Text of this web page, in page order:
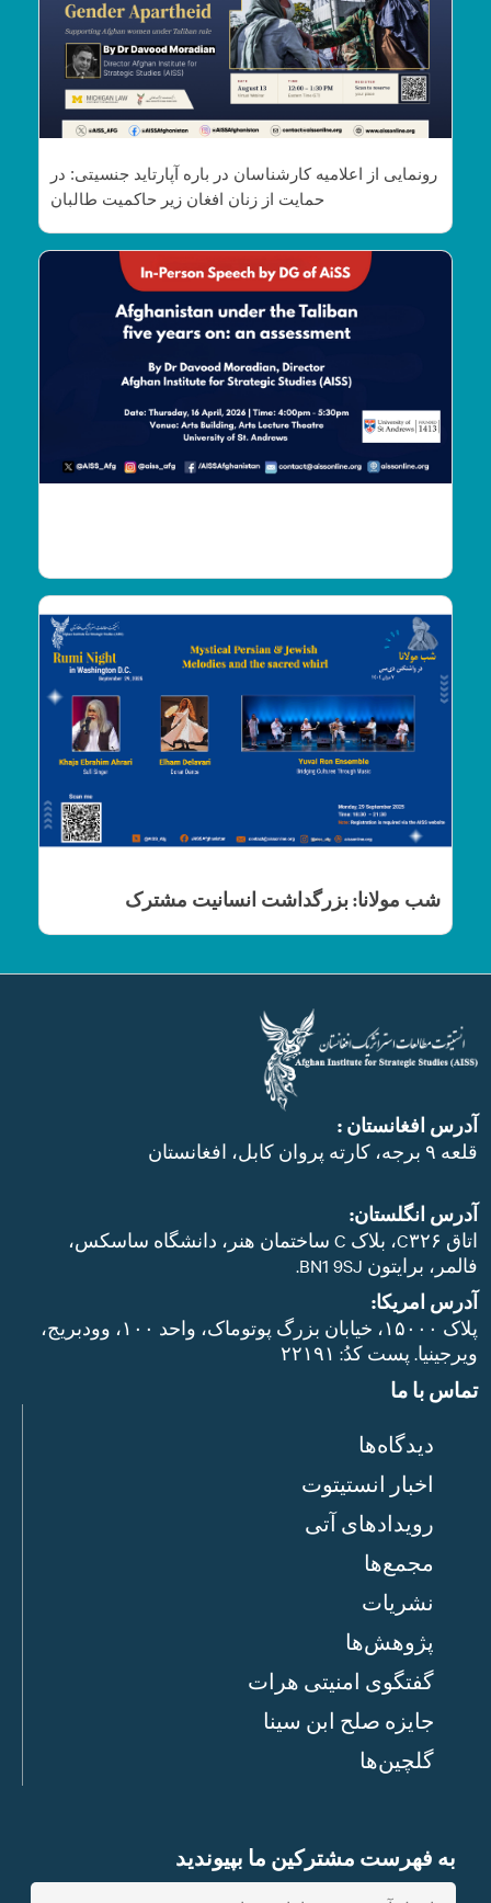
رونمایی از اعلامیه کارشناسان در باره آپارتاید جنسیتی: در
حمایت از زنان افغان زیر حاکمیت طالبان
شب مولانا: بزرگداشت انسانیت مشترک
آدرس افغانستان :
قلعه ۹ برجه، کارته پروان کابل، افغانستان
آدرس انگلستان:
اتاق C۳۲۶، بلاک C ساختمان هنر، دانشگاه ساسکس،
فالمر، برایتون BN1 9SJ.
آدرس امریکا:
پلاک ۱۵۰۰۰، خیابان بزرگ پوتوماک، واحد ۱۰۰، وودبریج،
ویرجینیا. پست‌ کدُ: ۲۲۱۹۱
تماس با ما
دیدگاه‌ها
اخبار انستیتوت
رویدادهای آتی
مجمع‌ها
نشریات
پژوهش‌ها
گفتگوی امنیتی هرات
جایزه صلح ابن سینا
گلچین‌ها
به فهرست مشترکین ما بپیوندید
E